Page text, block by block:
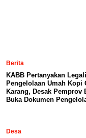
Berita
KABB Pertanyakan
Pengelolaan Umah Kopi
Karang, Desak Pemprov
Buka Dokumen
Desa